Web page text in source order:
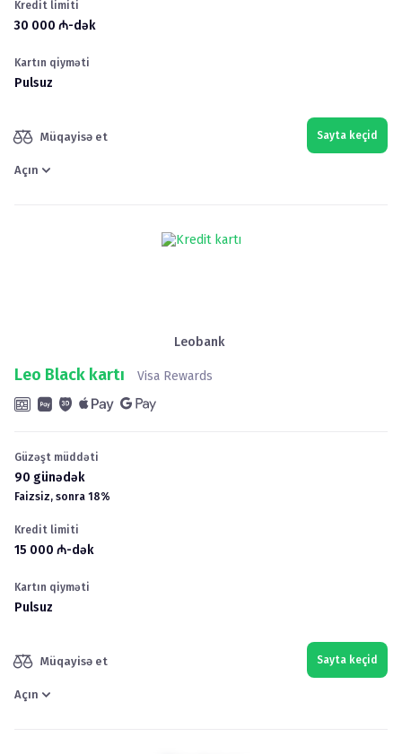
Kredit limiti
30 000 ₼-dək
Kartın qiyməti
Pulsuz
Açın
Müqayisə et Sayta keçid
Leobank
Leo Black kartı Visa Rewards
Güzəşt müddəti
90 günədək
Faizsiz, sonra 18%
Kredit limiti
15 000 ₼-dək
Kartın qiyməti
Pulsuz
Açın
Müqayisə et Sayta keçid